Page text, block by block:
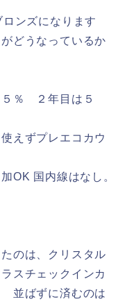
ンズになります
どうなっているか
５％ ２年目は５
えずプレエコカウ
OK 国内線はなし。
のは、クリスタル
スチェックインカ
並ばずに済むのは